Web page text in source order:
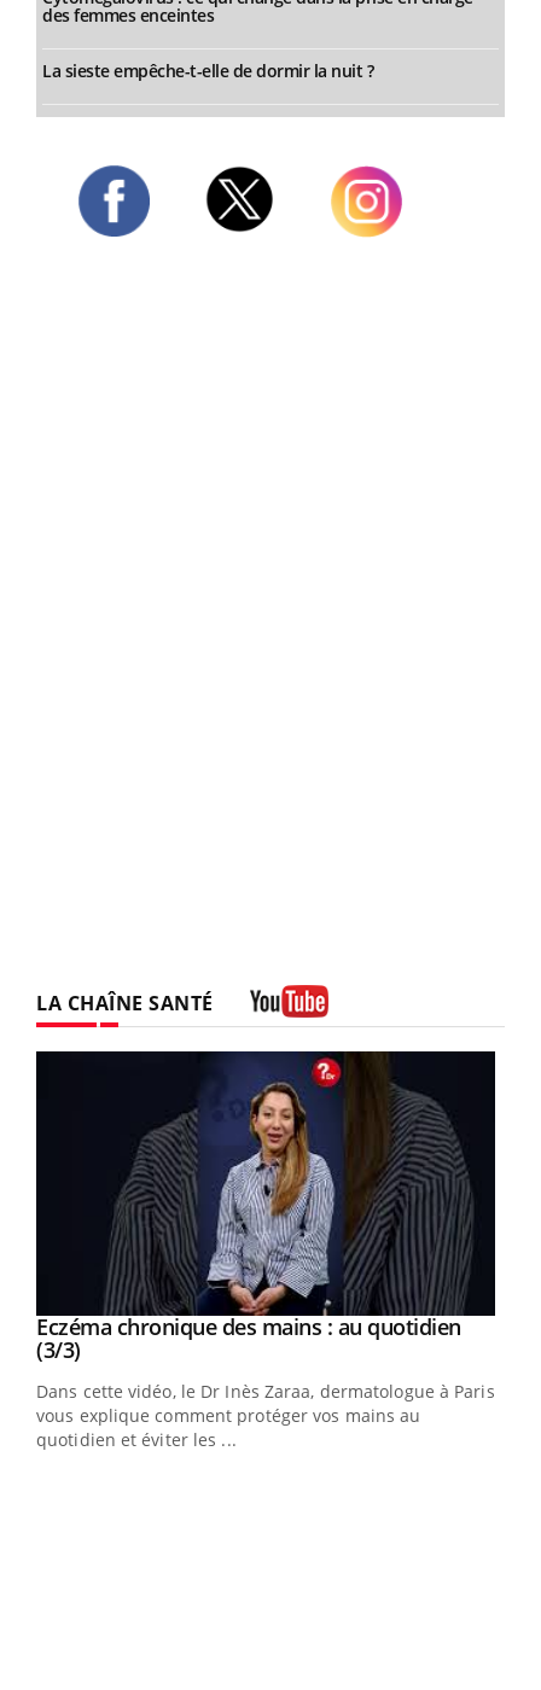
des femmes enceintes
La sieste empêche-t-elle de dormir la nuit ?
LA CHAÎNE SANTÉ
Youtube
Eczéma chronique des mains : au quotidien
(3/3)Youtube
Dans cette vidéo, le Dr Inès Zaraa, dermatologue à Paris,
vous explique comment protéger vos mains au
quotidien et éviter les ...